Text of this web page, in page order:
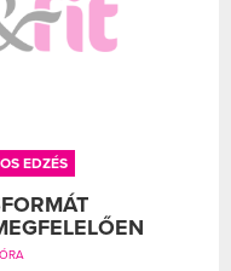
EDZÉS